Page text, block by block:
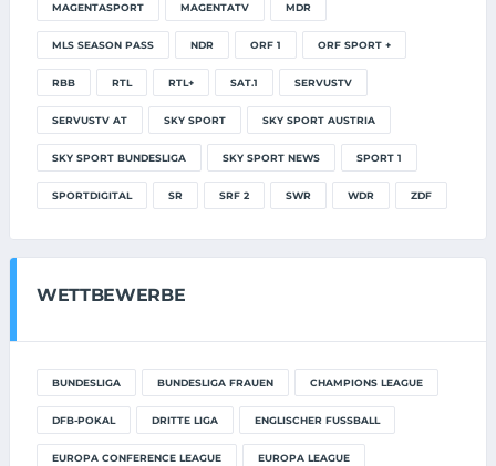
MAGENTASPORT MAGENTATV MDR
MLS SEASON PASS NDR ORF 1 ORF SPORT +
RBB RTL RTL+ SAT.1 SERVUSTV
SERVUSTV AT SKY SPORT SKY SPORT AUSTRIA
SKY SPORT BUNDESLIGA SKY SPORT NEWS SPORT 1
SPORTDIGITAL SR SRF 2 SWR WDR ZDF
WETTBEWERBE
BUNDESLIGA BUNDESLIGA FRAUEN CHAMPIONS LEAGUE
DFB-POKAL DRITTE LIGA ENGLISCHER FUSSBALL
EUROPA CONFERENCE LEAGUE EUROPA LEAGUE